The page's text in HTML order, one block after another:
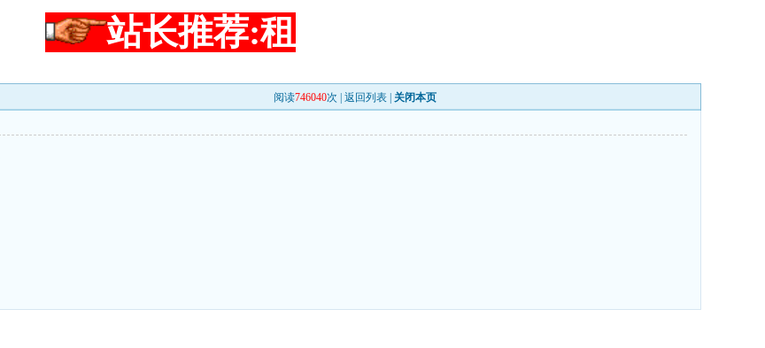
站长推荐:租
阅读746040次 | 返回列表 关闭本页